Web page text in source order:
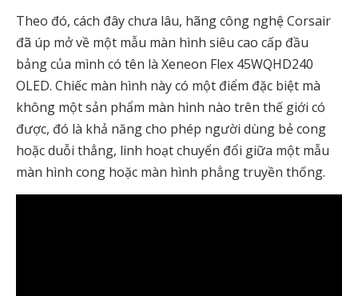
Theo đó, cách đây chưa lâu, hãng công nghệ Corsair
đã úp mở về một mẫu màn hình siêu cao cấp đầu
bảng của mình có tên là Xeneon Flex 45WQHD240
OLED. Chiếc màn hình này có một điểm đặc biệt mà
không một sản phẩm màn hình nào trên thế giới có
được, đó là khả năng cho phép người dùng bẻ cong
hoặc duỗi thẳng, linh hoạt chuyển đổi giữa một mẫu
màn hình cong hoặc màn hình phẳng truyền thống.